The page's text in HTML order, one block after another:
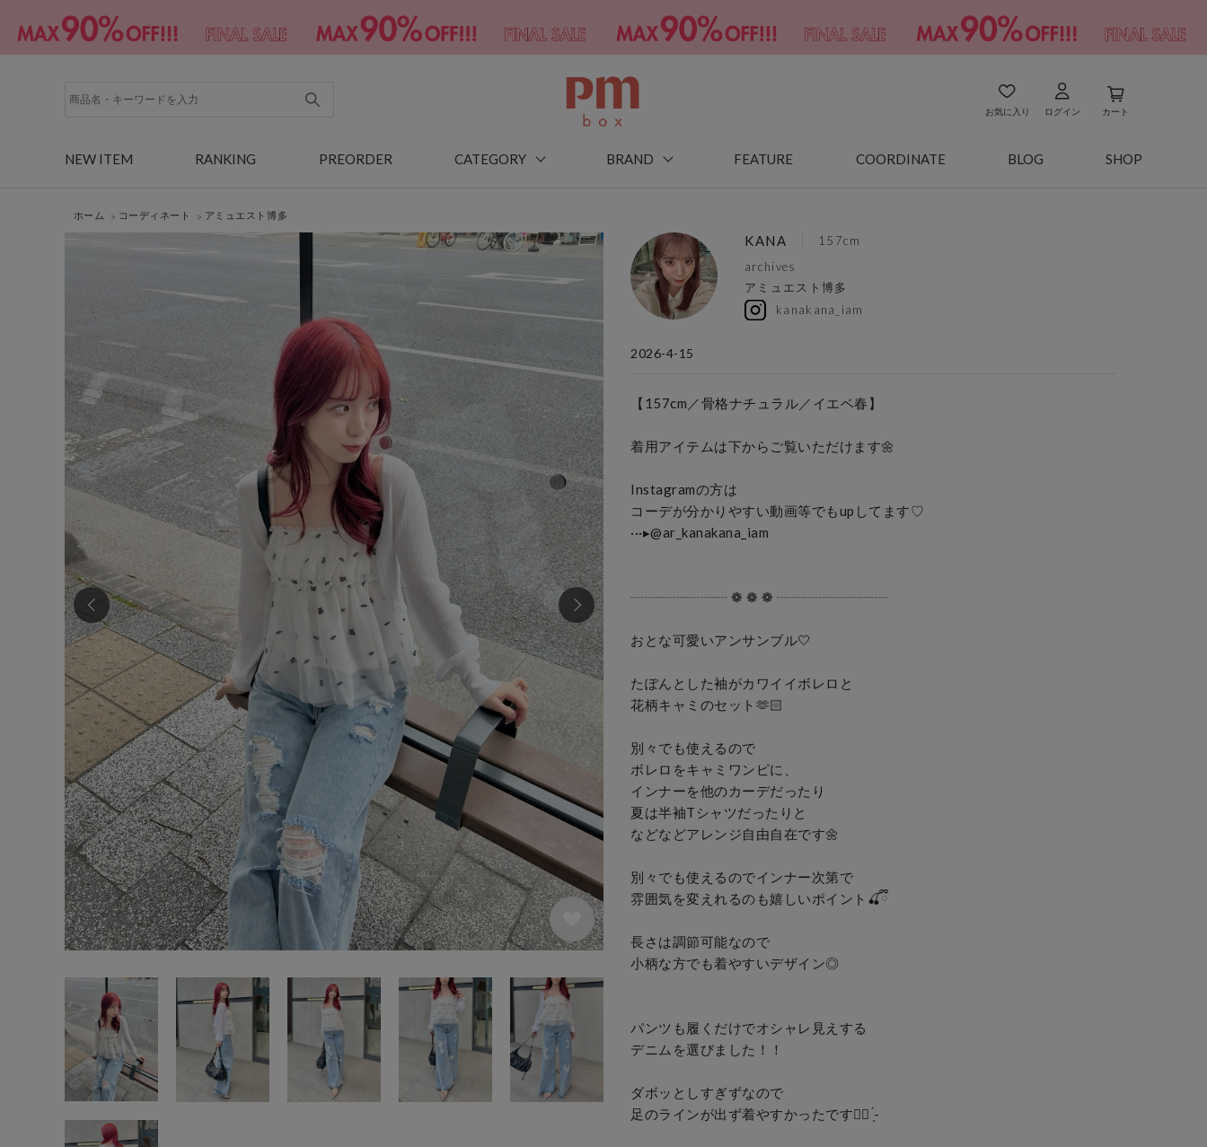
お気に入り ログイン カート
NEW ITEM RANKING PREORDER CATEGORY BRAND FEATURE COORDINATE BLOG SHOP
ホーム コーディネート アミュエスト博多
アミュエスト博多
KANA
157cm
archives
kanakana_iam
2026-4-15
【157cm／骨格ナチュラル／イエベ春】
着用アイテムは下からご覧いただけます🌼
Instagramの方は
コーデが分かりやすい動画等でもupしてます♡
···▸﻿@ar_kanakana_iam
┈┈┈┈┈┈┈ ❁ ❁ ❁ ┈┈┈┈┈┈┈┈
おとな可愛いアンサンブル︎🤍︎
たぽんとした袖がカワイイボレロと
花柄キャミのセット🫶🏻
別々でも使えるので
ボレロをキャミワンピに、
インナーを他のカーデだったり
夏は半袖Tシャツだったりと
などなどアレンジ自由自在です🌼
別々でも使えるのでインナー次第で
雰囲気を変えれるのも嬉しいポイント🍒ྀི
長さは調節可能なので
小柄な方でも着やすいデザイン◎
パンツも履くだけでオシャレ見えする
デニムを選びました！！
ダボッとしすぎずなので
足のラインが出ず着やすかったです👌🏻 ̖́-︎